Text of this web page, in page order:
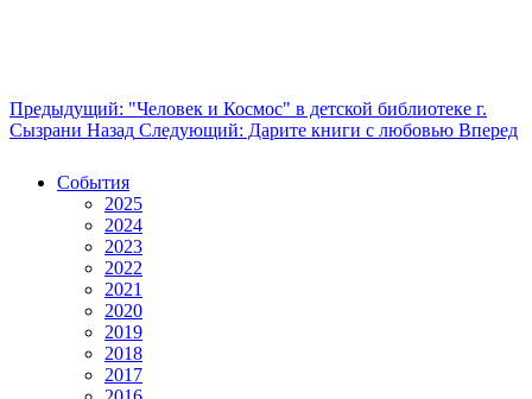
Предыдущий: "Человек и Космос" в детской библиотеке г.
Сызрани Назад Следующий: Дарите книги с любовью Вперед
События
2025
2024
2023
2022
2021
2020
2019
2018
2017